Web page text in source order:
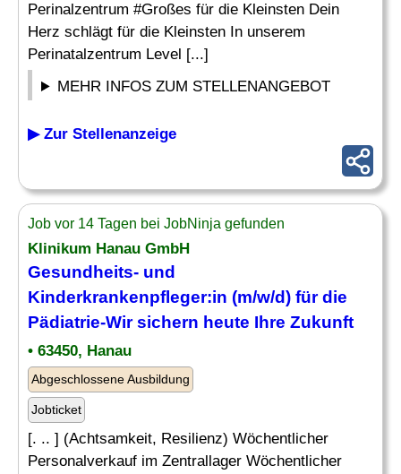
Perinalzentrum #Großes für die Kleinsten Dein
Herz schlägt für die Kleinsten In unserem
Perinatalzentrum Level [...]
MEHR INFOS ZUM STELLENANGEBOT
▶ Zur Stellenanzeige
Job vor 14 Tagen bei JobNinja gefunden
Klinikum Hanau GmbH
Gesundheits- und
Kinderkrankenpfleger:in (m/w/d) für die
Pädiatrie-Wir sichern heute Ihre Zukunft
• 63450, Hanau
Abgeschlossene Ausbildung
Jobticket
[. .. ] (Achtsamkeit, Resilienz) Wöchentlicher
Personalverkauf im Zentrallager Wöchentlicher